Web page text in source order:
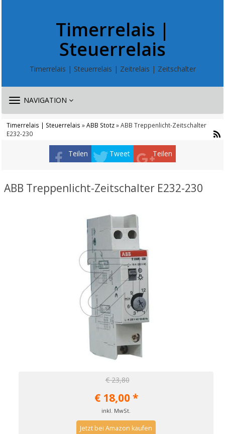
Timerrelais |
Steuerrelais
Timerrelais | Steuerrelais | Zeitrelais | Zeitschalter
TOGGLE
NAVIGATION
Timerrelais | Steuerrelais »ABB Stotz» ABB Treppenlicht-Zeitschalter
E232-230
Teilen Tweet Teilen
ABB Treppenlicht-Zeitschalter E232-230
€ 23,80
€18,00*
inkl. MwSt.
Jetzt bei Amazon kaufen